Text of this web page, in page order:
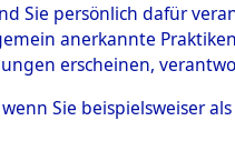
Sie persönlich dafür
anerkannte
erscheinen,
wenn Sie beispielsweiser